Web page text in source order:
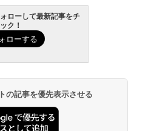
アル AI副業にもコンテンツ作成
出版にも！ 非エンジニアのた
ーディング入門シリーズ
リー、6インチディスプレイ電子
ダー、ブラック、16GB、広告な
シグニチャーエディ
7インチディスプレイ、明
整、色調調節ライト、12週間
リー、広告なし、メタリック
ローして最新記事をチ
ク！
の記事を優先表示させる